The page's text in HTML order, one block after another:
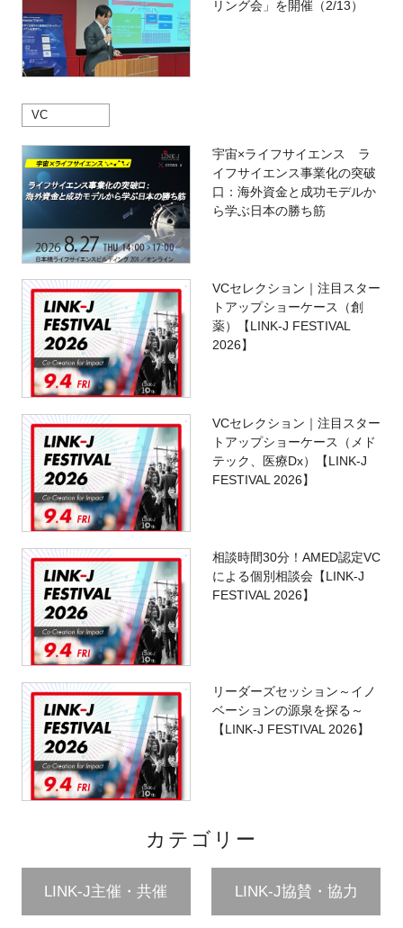
リング会」を開催（2/13）
VC
宇宙×ライフサイエンス ラ
イフサイエンス事業化の突破
口：海外資金と成功モデルか
ら学ぶ日本の勝ち筋
VCセレクション｜注目スター
トアップショーケース（創
薬）【LINK-J FESTIVAL
2026】
VCセレクション｜注目スター
トアップショーケース（メド
テック、医療Dx）【LINK-J
FESTIVAL 2026】
相談時間30分！AMED認定VC
による個別相談会【LINK-J
FESTIVAL 2026】
リーダーズセッション～イノ
ベーションの源泉を探る～
【LINK-J FESTIVAL 2026】
カテゴリー
LINK-J主催・共催 LINK-J協賛・協力